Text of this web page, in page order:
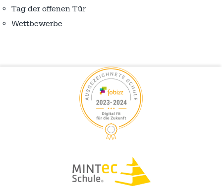
Tag der offenen Tür
Wettbewerbe